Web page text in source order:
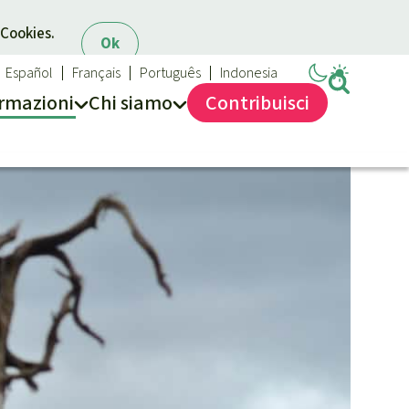
Ok
rmazioni Chi siamo
Chi siamo
40 anni di Salviamo la Foresta
Contattaci
Trasparenza
Sede legale
Español Français Português Indonesia
Contribuisci
Massimo impegno per